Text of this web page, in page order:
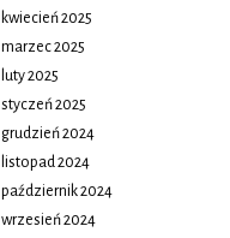
kwiecień 2025
marzec 2025
luty 2025
styczeń 2025
grudzień 2024
listopad 2024
październik 2024
wrzesień 2024